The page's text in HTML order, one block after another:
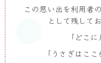
この思い出を利用者
として残して
「どこ
「うさぎはこ